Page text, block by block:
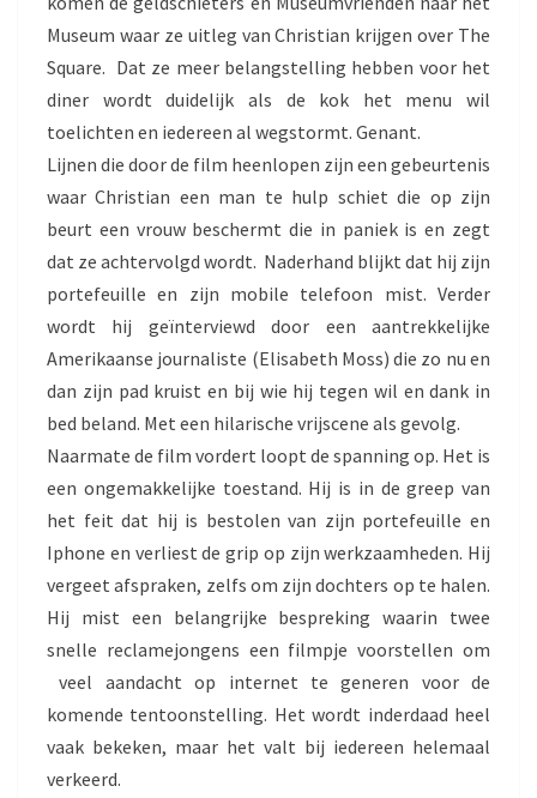
Museum waar ze uitleg van Christian krijgen over The
Square. Dat ze meer belangstelling hebben voor het
diner wordt duidelijk als de kok het menu wil
toelichten en iedereen al wegstormt. Genant.
Lijnen die door de film heenlopen zijn een gebeurtenis
waar Christian een man te hulp schiet die op zijn
beurt een vrouw beschermt die in paniek is en zegt
dat ze achtervolgd wordt. Naderhand blijkt dat hij zijn
portefeuille en zijn mobile telefoon mist. Verder
wordt hij geïnterviewd door een aantrekkelijke
Amerikaanse journaliste (Elisabeth Moss) die zo nu en
dan zijn pad kruist en bij wie hij tegen wil en dank in
bed beland. Met een hilarische vrijscene als gevolg.
Naarmate de film vordert loopt de spanning op. Het is
een ongemakkelijke toestand. Hij is in de greep van
het feit dat hij is bestolen van zijn portefeuille en
Iphone en verliest de grip op zijn werkzaamheden. Hij
vergeet afspraken, zelfs om zijn dochters op te halen.
Hij mist een belangrijke bespreking waarin twee
snelle reclamejongens een filmpje voorstellen om
veel aandacht op internet te generen voor de
komende tentoonstelling. Het wordt inderdaad heel
vaak bekeken, maar het valt bij iedereen helemaal
verkeerd.